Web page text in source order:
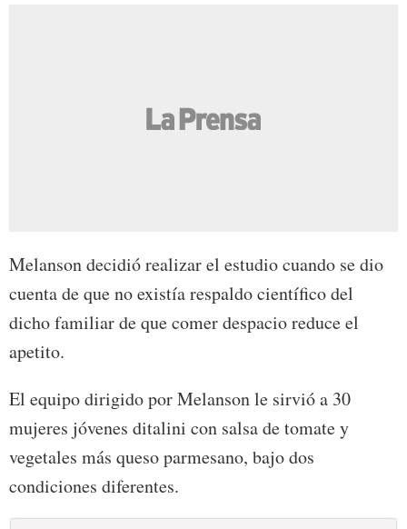
Melanson decidió realizar el estudio cuando se dio
cuenta de que no existía respaldo científico del
dicho familiar de que comer despacio reduce el
apetito.
El equipo dirigido por Melanson le sirvió a 30
mujeres jóvenes ditalini con salsa de tomate y
vegetales más queso parmesano, bajo dos
condiciones diferentes.